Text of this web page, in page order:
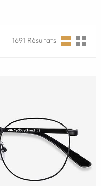
1691 Résultats